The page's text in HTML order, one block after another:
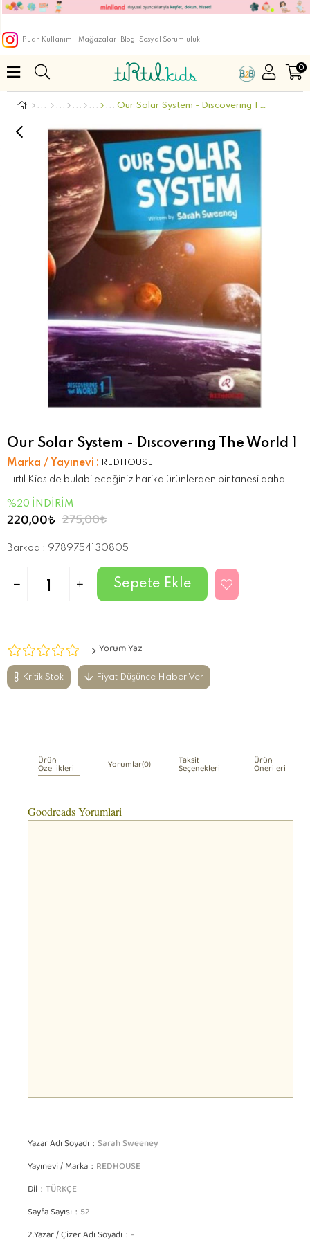
Puan Kullanımı Mağazalar Blog Sosyal Sorumluluk
0
Our Solar System - Dıscoverıng The World 1
Our Solar System - Dıscoverıng The World 1
Marka / Yayınevi : REDHOUSE
Tırtıl Kids de bulabileceğiniz harika ürünlerden bir tanesi daha
%20 İNDIRIM
220,00₺ 275,00₺
Barkod : 9789754130805
Yorum Yaz
Kritik Stok Fiyat Düşünce Haber Ver
Ürün
Özellikleri Yorumlar(0) Taksit
Seçenekleri Ürün
Önerileri
Goodreads Yorumlari
Yazar Adı Soyadı Sarah Sweeney
Yayınevi / Marka REDHOUSE
Dil TÜRKÇE
Sayfa Sayısı 52